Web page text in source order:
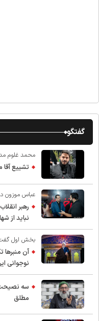
گفتگو
محمد غلوم
تشییع آقا
عباس موزون در
رهبر
نباید از
بخش اول گفت
آن منبرها
نوجوانی
اسلام
سه نصیحت
مطلق